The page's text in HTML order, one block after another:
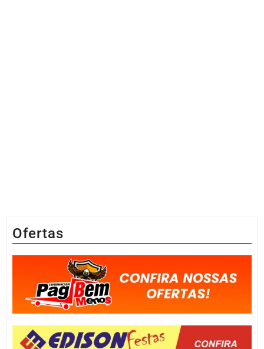
Ofertas